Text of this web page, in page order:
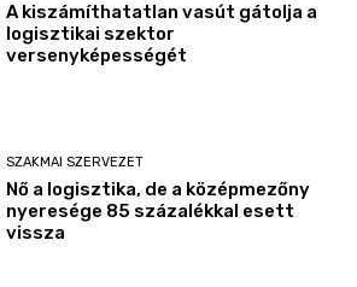
A kiszámíthatatlan vasút gátolja a
logisztikai szektor
versenyképességét
SZAKMAI SZERVEZET
Nő a logisztika, de a középmezőny
nyeresége 85 százalékkal esett
vissza